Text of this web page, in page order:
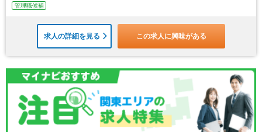
管理職候補
求人の詳細を見る この求人に興味がある